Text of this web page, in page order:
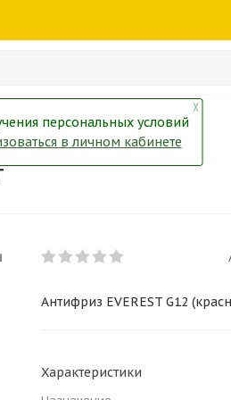
220кг
Антифриз EVEREST G12
Характеристики
╳
персональных условий
в личном кабинете